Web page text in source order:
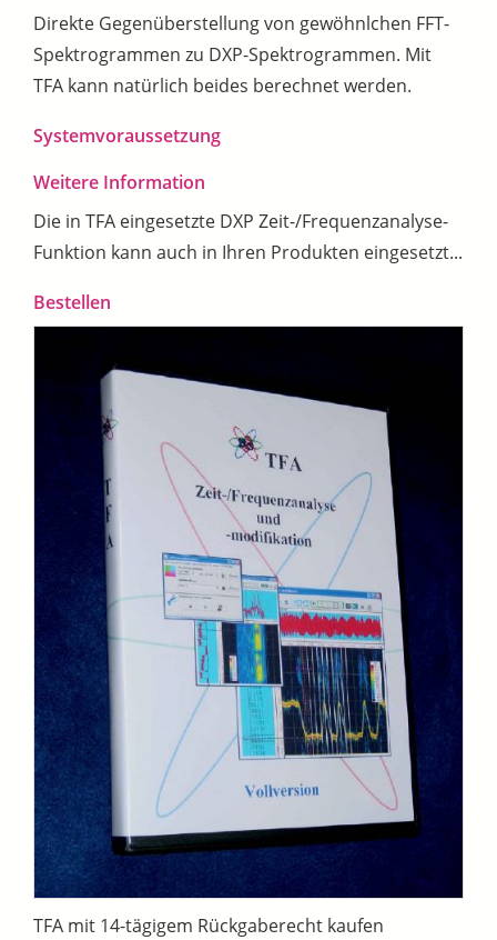
Direkte Gegenüberstellung von gewöhnlchen FFT-
Spektrogrammen zu DXP-Spektrogrammen. Mit
TFA kann natürlich beides berechnet werden.
Systemvoraussetzung
Weitere Information
Die in TFA eingesetzte DXP Zeit-/Frequenzanalyse-
Funktion kann auch in Ihren Produkten eingesetzt...
Bestellen
TFA mit 14-tägigem Rückgaberecht kaufen